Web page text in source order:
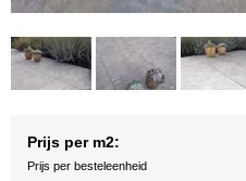
Prijs per m2:
Prijs per besteleenheid